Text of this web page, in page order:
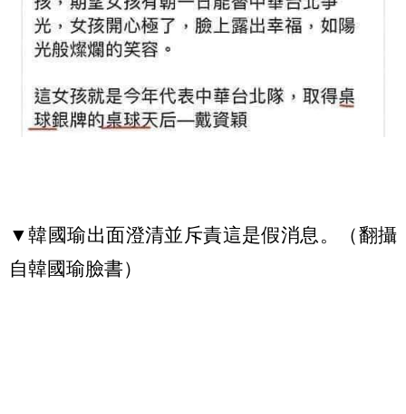
▼韓國瑜出面澄清並斥責這是假消息。（翻攝
自韓國瑜臉書）